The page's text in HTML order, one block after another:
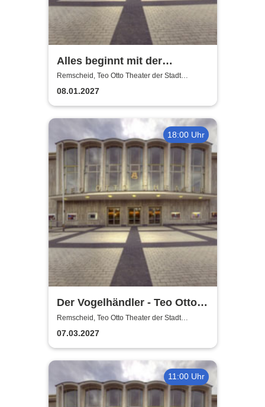
Alles beginnt mit der
Sehnsucht - Teo Otto Theater
Remscheid, Teo Otto Theater der Stadt
Remscheid
08.01.2027
18:00 Uhr
Der Vogelhändler - Teo Otto
Theater der Stadt Remscheid
Remscheid, Teo Otto Theater der Stadt
Remscheid
07.03.2027
11:00 Uhr